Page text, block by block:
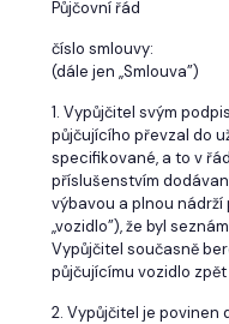
Půjčovní řád
číslo smlouvy:
(dále jen ,,Smlouva”)
1. Vypůjčitel svým
půjčujícího převzal do
specifikované, a to v
příslušenstvím
výbavou a plnou
,,vozidlo”), že byl
Vypůjčitel současně
půjčujícímu vozidlo
2. Vypůjčitel je povinen